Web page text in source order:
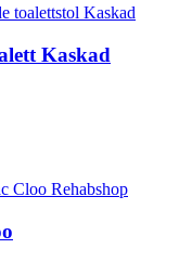
Kaskad